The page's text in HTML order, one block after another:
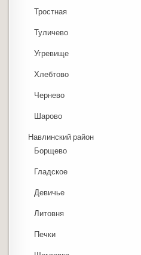
Тростная
Туличево
Угревище
Хлебтово
Чернево
Шарово
Навлинский район
Борщево
Гладское
Девичье
Литовня
Печки